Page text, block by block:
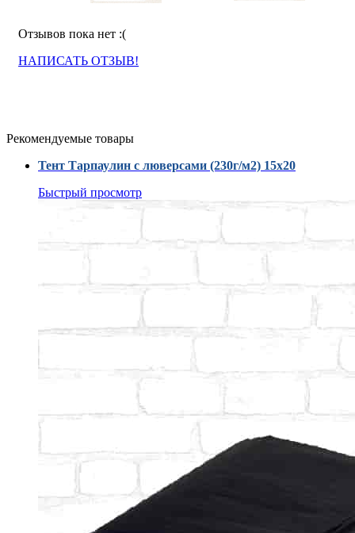
Отзывов пока нет :(
НАПИСАТЬ ОТЗЫВ!
Рекомендуемые товары
Тент Тарпаулин с люверсами (230г/м2) 15x20
Быстрый просмотр